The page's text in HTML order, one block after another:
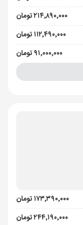
۲۱۴٬۸۹۰٬۰۰۰ تومان
۱۱۲٬۴۹۰٬۰۰۰ تومان
۹۱٬۰۰۰٬۰۰۰ تومان
۱۷۳٬۳۹۰٬۰۰۰ تومان
۲۴۴٬۱۹۰٬۰۰۰ تومان